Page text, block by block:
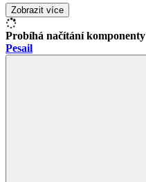
Zobrazit více
Probíhá načítání komponenty
Pesail